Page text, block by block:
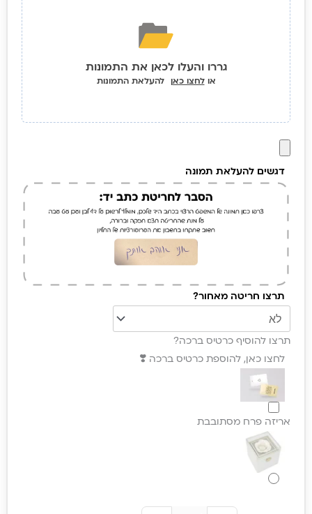
גררו והעלו לכאן את התמונות
אולחצו כאן להעלאת התמונות
דגשים להעלאת תמונה
תרצו חריטה מאחור?
תרצו להוסיף כרטיס ברכה?
לחצו כאן, להוספת כרטיס ברכה ❣️
אריזה פרח מסתובבת